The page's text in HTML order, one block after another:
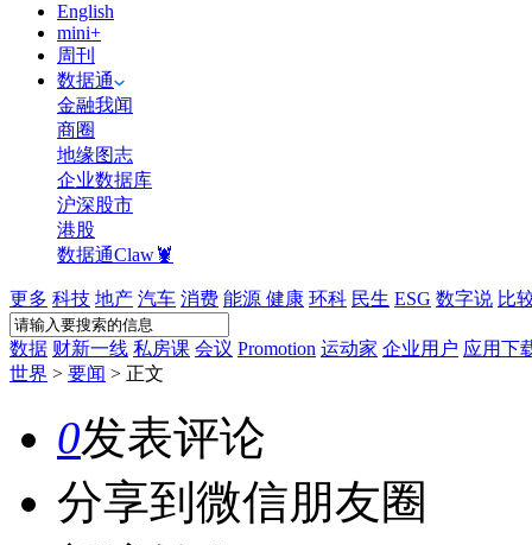
English
mini+
周刊
数据通
金融我闻
商圈
地缘图志
企业数据库
沪深股市
港股
数据通Claw🦞
更多 科技 地产 汽车 消费 能源 健康 环科 民生 ESG 数字说 比
数据 财新一线 私房课 会议 Promotion 运动家 企业用户 应用下
世界 > 要闻 > 正文
0发表评论
分享到微信朋友圈